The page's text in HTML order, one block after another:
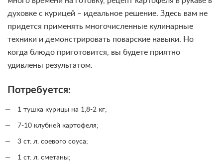
духовке с курицей – идеальное решение. Здесь вам не
придется применять многочисленные кулинарные
техники и демонстрировать поварские навыки. Но
когда блюдо приготовится, вы будете приятно
удивлены результатом.
Потребуется:
1 тушка курицы на 1,8-2 кг;
7-10 клубней картофеля;
3 ст. л. соевого соуса;
1 ст. л. сметаны;